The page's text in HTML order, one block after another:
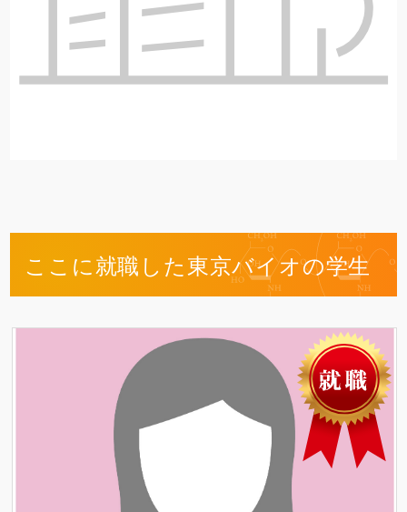
ここに就職した東京バイオの学生